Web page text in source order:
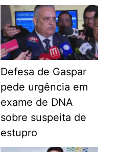
Defesa de Gaspar
pede urgência em
exame de DNA
sobre suspeita de
estupro